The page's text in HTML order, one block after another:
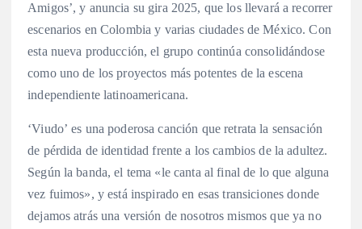
Amigos’, y anuncia su gira 2025, que los llevará a recorrer
escenarios en Colombia y varias ciudades de México. Con
esta nueva producción, el grupo continúa consolidándose
como uno de los proyectos más potentes de la escena
independiente latinoamericana.
‘Viudo’ es una poderosa canción que retrata la sensación
de pérdida de identidad frente a los cambios de la adultez.
Según la banda, el tema «le canta al final de lo que alguna
vez fuimos», y está inspirado en esas transiciones donde
dejamos atrás una versión de nosotros mismos que ya no